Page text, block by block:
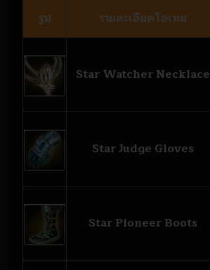
รูป รายละเอียดไอเทม
Star Watcher Necklace
Star Judge Gloves
Star Pioneer Boots